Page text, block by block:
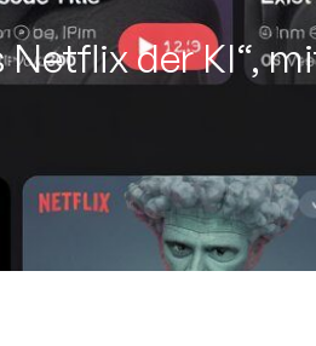
Netflix der KI“,